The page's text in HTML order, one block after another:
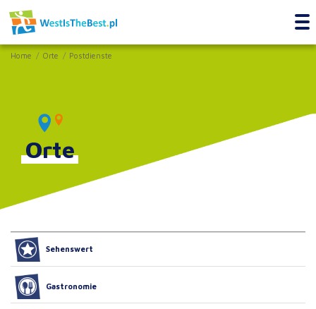
Home Orte Postdienste
Orte
Sehenswert
Gastronomie